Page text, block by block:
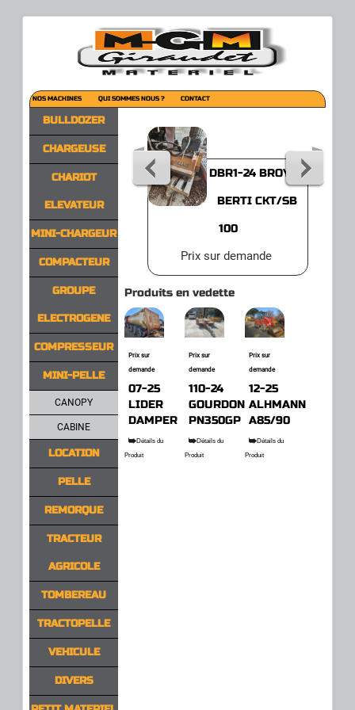
BULLDOZER
CHARGEUSE
CHARIOT
ELEVATEUR
MINI-CHARGEUR
COMPACTEUR
GROUPE
ELECTROGENE
COMPRESSEUR
MINI-PELLE
CANOPY
CABINE
LOCATION
PELLE
REMORQUE
TRACTEUR
AGRICOLE
TOMBEREAU
TRACTOPELLE
VEHICULE
DIVERS
NOS MACHINES QUI SOMMES NOUS ? CONTACT
DBR1-24 BROYER
BERTI CKT/SB
100
Prix sur demande
Produits en vedette
Prix sur
demande
07-25
LIDER
DAMPER
Détails du
Produit
Prix sur
demande
110-24
GOURDON
PN350GP
Détails du
Produit
Prix sur
demande
12-25
ALHMANN
A85/90
Détails du
Produit